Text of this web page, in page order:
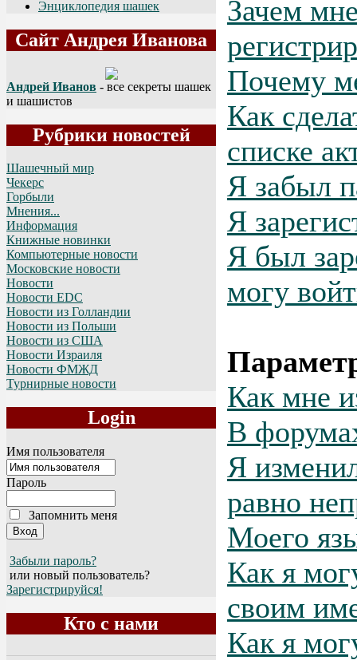
Энциклопедия шашек
Сайт Андрея Иванова
Андрей Иванов - все секреты шашек
и шашистов
Рубрики новостей
Шашечный мир
Чекерс
Горбыли
Мнения...
Информация
Книжные новинки
Компьютерные новости
Московские новости
Новости
Новости EDC
Новости из Голландии
Новости из Польши
Новости из США
Новости Израиля
Новости ФМЖД
Турнирные новости
Login
Имя пользователя
Пароль
Запомнить меня
Забыли пароль?
или новый пользователь?
Зарегистрируйся!
Кто с нами
Зачем
Почему
Как
списке
Я забыл
Я
Я был
могу
Как мне
В
Я
равно
Моего
Как я
своим
Как я